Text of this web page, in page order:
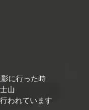
に行った時
山
われています